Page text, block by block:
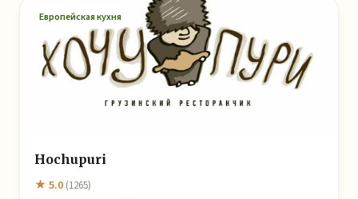
Европейская кухня
Hochupuri
★ 5.0 (1265)